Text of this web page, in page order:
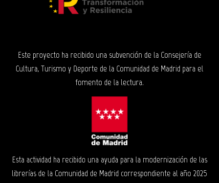
Este proyecto ha recibido una subvención de la Consejería de
Cultura, Turismo y Deporte de la Comunidad de Madrid para el
fomento de la lectura.
Esta actividad ha recibido una ayuda para la modernización de las
librerías de la Comunidad de Madrid correspondiente al año 2025